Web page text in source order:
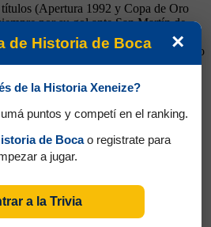
(Apertura 1992 y Copa de Oro
por su gol ante San Martín de
al equipo de Tabárez y el fin
títulos locales. A pesar de ese hecho, no
en donde sería verdugo de
cordobesa por 1-0 en 1994.
de Córdoba, Nueva Chicago,
de Río Cuarto, Temuco de
×
de Historia de Boca
de la Historia Xeneize?
puntos y competí en el ranking.
de Bocao registrate para
a jugar.
a la Trivia